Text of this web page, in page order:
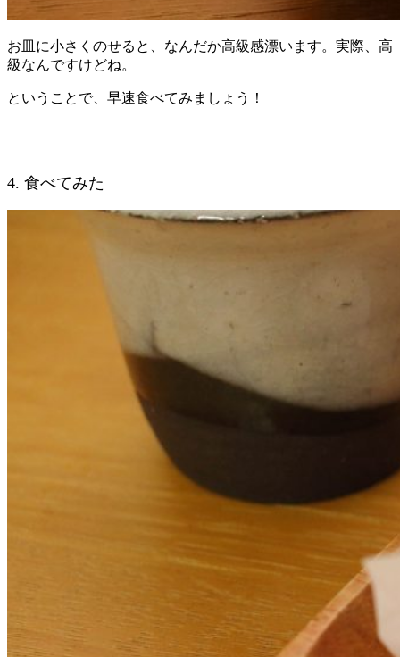
お皿に小さくのせると、なんだか高級感漂います。実際、高
級なんですけどね。
ということで、早速食べてみましょう！
4. 食べてみた